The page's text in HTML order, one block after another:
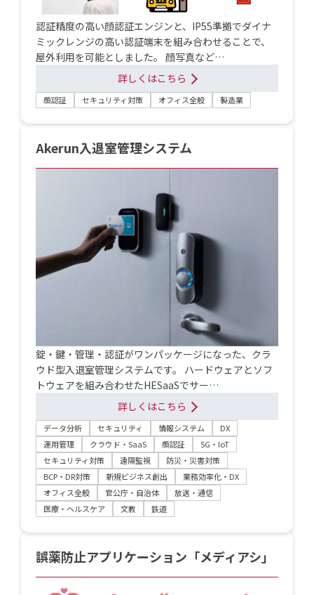
認証精度の高い顔認証エンジンと、IP55準拠でダイナ
ミックレンジの高い認証端末を組み合わせることで、
屋外利用を可能としました。 顔写真など…
詳しくはこちら
顔認証 セキュリティ対策 オフィス全般 製造業
Akerun入退室管理システム
錠‧鍵‧管理‧認証がワンパッケージになった、クラ
ウド型⼊退室管理システムです。 ハードウェアとソフ
トウェアを組み合わせたHESaaSでサー…
詳しくはこちら
データ分析 セキュリティ 情報システム
DX
運用管理
クラウド・SaaS 顔認証
5G・IoT
セキュリティ対策
遠隔監視
防災・災害対策
BCP・DR対策
新規ビジネス創出
業務効率化・DX
オフィス全般
官公庁・自治体
放送・通信
医療・ヘルスケア
文教 鉄道
誤薬防止アプリケーション「メディアシ」